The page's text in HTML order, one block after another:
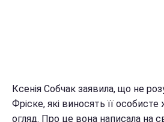
Ксенія Собчак заявила, що не
Фріске, які виносять її
огляд. Про це вона написала на